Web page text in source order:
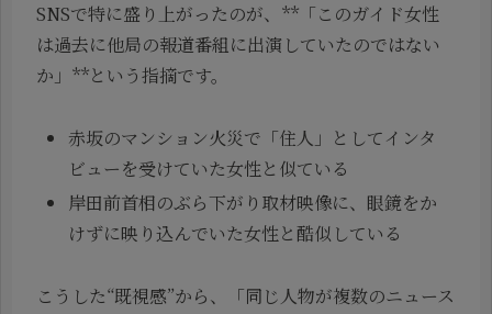
SNSで特に盛り上がったのが、**「このガイド女性
は過去に他局の報道番組に出演していたのではない
か」**という指摘です。
赤坂のマンション火災で「住人」としてインタ
ビューを受けていた女性と似ている
岸田前首相のぶら下がり取材映像に、眼鏡をか
けずに映り込んでいた女性と酷似している
こうした“既視感”から、「同じ人物が複数のニュース